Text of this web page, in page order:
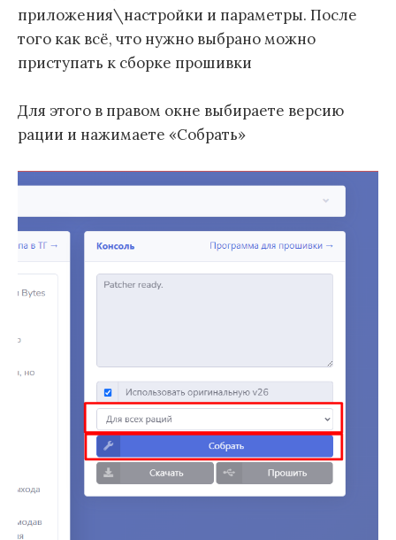
приложения\настройки и параметры. После
того как всё, что нужно выбрано можно
приступать к сборке прошивки
Для этого в правом окне выбираете версию
рации и нажимаете «Собрать»